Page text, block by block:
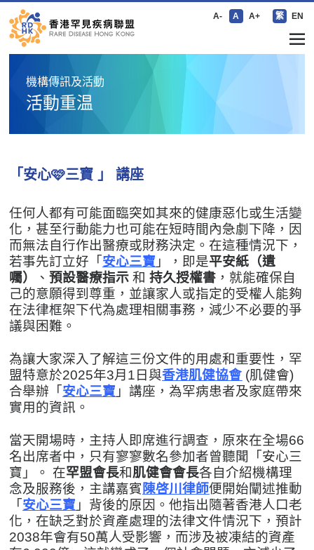
A- A A+ 繁 EN
機構傳訊及活動
活動重温
「安心🩷三寶 」 講座
任何人都有可能面臨突如其來的健康惡化或生活變
化，甚至行動能力也可能在短時間內急劇下降，因
而無法自行作出醫療或財務決定。在這種情況下，
若事先訂立好「 安心三寶 」，即是平安紙（遺
囑）
、預設醫療指示和持久授權書 ，就能確保自
己的意願得到尊重，並讓家人或指定的受權人能夠
在法律框架下代為處理相關事務，減少不必要的爭
議與困難。
為讓大家深入了解這三份文件的用處和重要性，罕
盟特意於2025年3月1日與香港肌健協會 (肌健會)
合舉辦「 安心三寶 」講座，為罕病患者及家庭帶來
實用的資訊。
當天開場時，主持人即席進行調查，原來在全場66
名出席者中，只有寥寥數名參加者曾聽聞「安心三
寶」。在罕盟會長和肌健會會長各自介紹機構理
念及服務後，主講嘉賓 陳啓川律師便開始闡述推動
「 安心三寶 」背後的原因。他指出隨著香港人口老
化，在缺乏對於資產處理的法律文件情況下，預計
2038年會有50萬人受影響，而涉及被凍結的資產